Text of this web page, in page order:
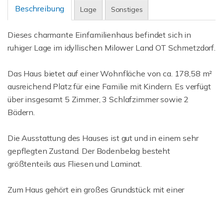
Beschreibung Lage Sonstiges
Dieses charmante Einfamilienhaus befindet sich in
ruhiger Lage im idyllischen Milower Land OT Schmetzdorf.
Das Haus bietet auf einer Wohnfläche von ca. 178,58 m²
ausreichend Platz für eine Familie mit Kindern. Es verfügt
über insgesamt 5 Zimmer, 3 Schlafzimmer sowie 2
Bädern.
Die Ausstattung des Hauses ist gut und in einem sehr
gepflegten Zustand. Der Bodenbelag besteht
größtenteils aus Fliesen und Laminat.
Zum Haus gehört ein großes Grundstück mit einer